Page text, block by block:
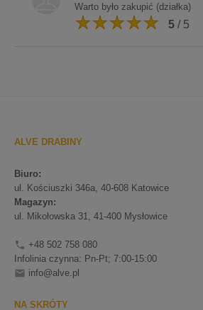
Warto było zakupić (działka)
5 / 5
ALVE DRABINY
Biuro:
ul. Kościuszki 346a, 40-608 Katowice
Magazyn:
ul. Mikołowska 31, 41-400 Mysłowice
 +48 502 758 080
Infolinia czynna: Pn-Pt; 7:00-15:00
 info@alve.pl
NA SKRÓTY